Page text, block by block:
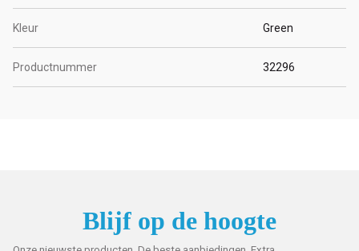
Kleur Green
Productnummer 32296
Blijf op de hoogte